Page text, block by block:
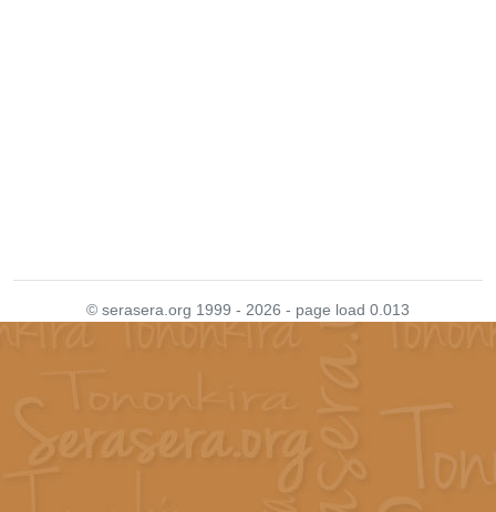
© serasera.org 1999 - 2026 - page load 0.013